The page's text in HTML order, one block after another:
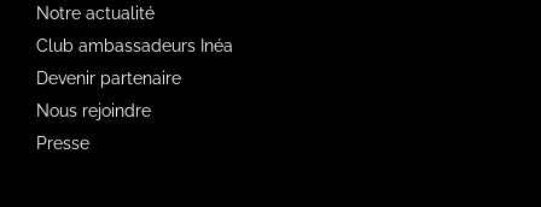
Notre actualité
Club ambassadeurs Inéa
Devenir partenaire
Nous rejoindre
Presse